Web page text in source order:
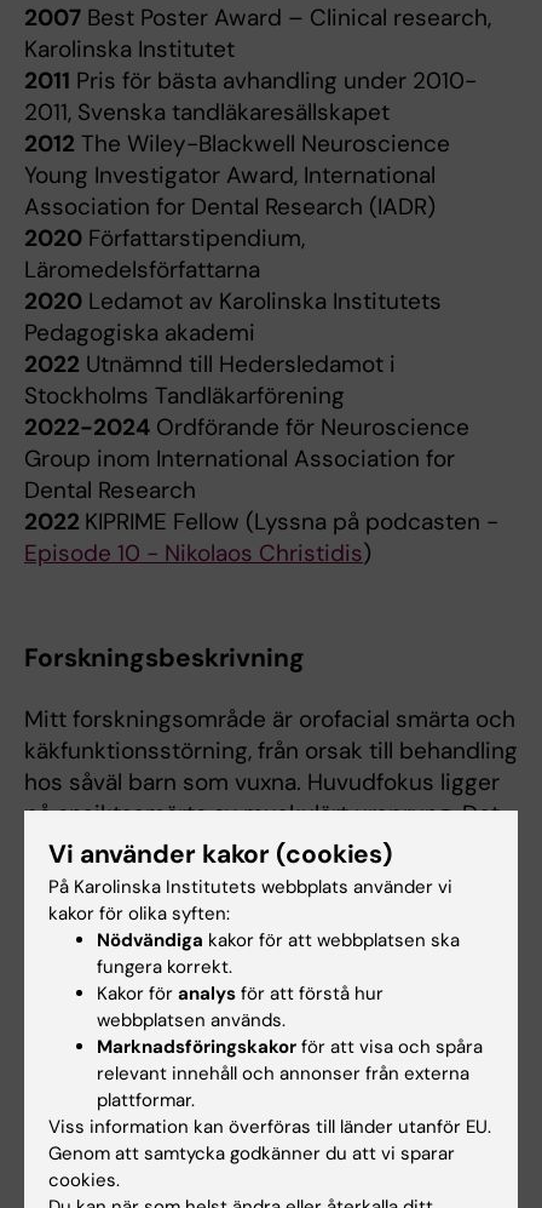
2007 Best Poster Award – Clinical research,
Karolinska Institutet
2011 Pris för bästa avhandling under 2010-
2011, Svenska tandläkaresällskapet
2012 The Wiley-Blackwell Neuroscience
Young Investigator Award, International
Association for Dental Research (IADR)
2020 Författarstipendium,
Läromedelsförfattarna
2020 Ledamot av Karolinska Institutets
Pedagogiska akademi
2022 Utnämnd till Hedersledamot i
Stockholms Tandläkarförening
2022-2024 Ordförande för Neuroscience
Group inom International Association for
Dental Research
2022 KIPRIME Fellow (Lyssna på podcasten -
Episode 10 - Nikolaos Christidis)
Forskningsbeskrivning
Mitt forskningsområde är orofacial smärta och
käkfunktionsstörning, från orsak till behandling
hos såväl barn som vuxna. Huvudfokus ligger
på ansiktssmärta av muskulärt ursprung. Det
är välkänt att smärta i ansiktet inte bara är en
obehaglig sensorisk upplevelse utan också en
känslomässig upplevelse. Dessa
smärttillstånd är ofta kroniska och påverkar
både käkleden och tuggmusklerna samt deras
associerade strukturer. Ansiktssmärta av
muskulärt ursprung har en prevalens på cirka
10-20% och är 1, 5 till 2 gånger mer
förekommande hos kvinnor än män.
För att förbättra befintliga och få fram nya
verktyg i behandlingsarsenalen behöver
Vi använder kakor (cookies)
På Karolinska Institutets webbplats använder vi
kakor för olika syften:
Nödvändiga kakor för att webbplatsen ska
fungera korrekt.
Kakor för analys för att förstå hur
webbplatsen används.
Marknadsföringskakor för att visa och spåra
relevant innehåll och annonser från externa
plattformar.
Viss information kan överföras till länder utanför EU.
Genom att samtycka godkänner du att vi sparar
cookies.